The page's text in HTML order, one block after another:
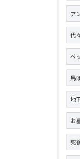
ア
代
ペ
馬
地
お
死